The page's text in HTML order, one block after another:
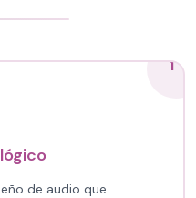
1
de audio que